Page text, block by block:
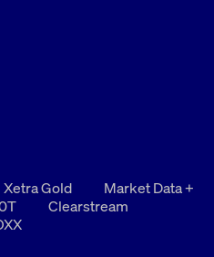
Xetra Gold
Market Data +
Clearstream